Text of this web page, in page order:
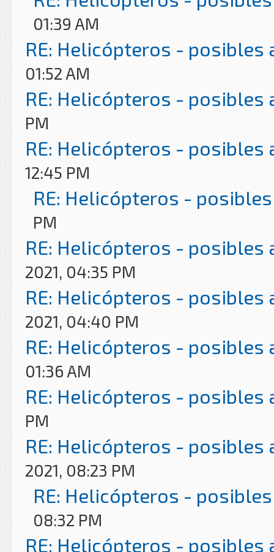
01:39 AM
RE: Helicópteros - posibles
01:52 AM
RE: Helicópteros - posibles
PM
RE: Helicópteros - posibles
12:45 PM
RE: Helicópteros -
PM
RE: Helicópteros - posibles
2021, 04:35 PM
RE: Helicópteros - posibles
2021, 04:40 PM
RE: Helicópteros - posibles
01:36 AM
RE: Helicópteros - posibles
PM
RE: Helicópteros - posibles
2021, 08:23 PM
RE: Helicópteros -
08:32 PM
RE: Helicópteros - posibles